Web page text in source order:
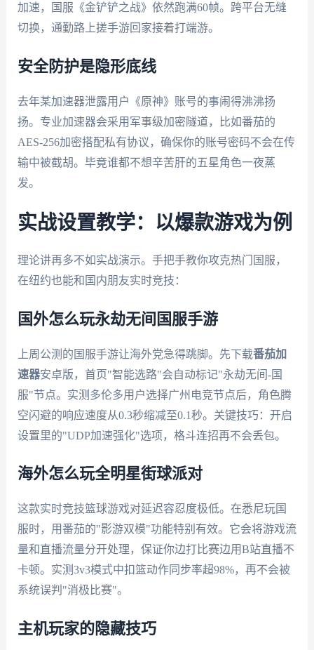
加速，国服《金铲铲之战》依然跑满60帧。跨平台无缝
切换，通勤路上搓手游回家接着打端游。
安全防护是隐形底线
去年某加速器泄露用户《原神》账号的事闹得沸沸扬
扬。专业加速器会采用军事级加密隧道，比如番茄的
AES-256加密搭配私有协议，确保你的账号密码不会在传
输中被截胡。毕竟谁都不想辛苦肝的五星角色一夜蒸
发。
实战设置教学：以爆款游戏为例
理论讲再多不如实战演示。手把手教你攻克热门国服，
在纽约也能和国内朋友实时竞技：
国外怎么玩永劫无间国服手游
上周公测的国服手游让海外党急得跳脚。先下载番茄加
速器安卓版，首页"智能选路"会自动标记"永劫无间-国
服"节点。实测多伦多用户选择广州电竞节点后，角色腾
空闪避的响应速度从0.3秒缩减至0.1秒。关键技巧：开启
设置里的"UDP加速强化"选项，格斗连招再不会丢包。
海外怎么玩全明星街球派对
这款实时竞技篮球游戏对延迟容忍度极低。在悉尼玩国
服时，用番茄的"影游双模"功能特别有效。它会将游戏流
量和直播流量分开处理，保证你边打比赛边用B站直播不
卡顿。实测3v3模式中扣篮动作同步率超98%，再不会被
系统误判"消极比赛"。
主机玩家的隐藏技巧